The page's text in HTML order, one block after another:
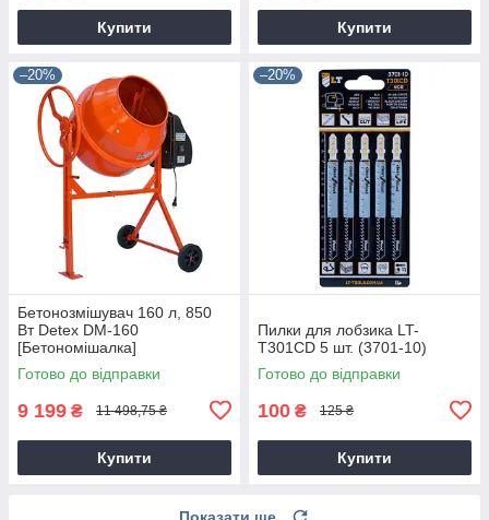
Купити Купити
–20%
Бетонозмішувач 160 л, 850
Вт Detex DM-160
[Бетономішалка]
Готово до відправки
9 199 ₴ 11 498,75 ₴
Купити
–20%
Пилки для лобзика LT-
T301CD 5 шт. (3701-10)
Готово до відправки
100 ₴ 125 ₴
Купити